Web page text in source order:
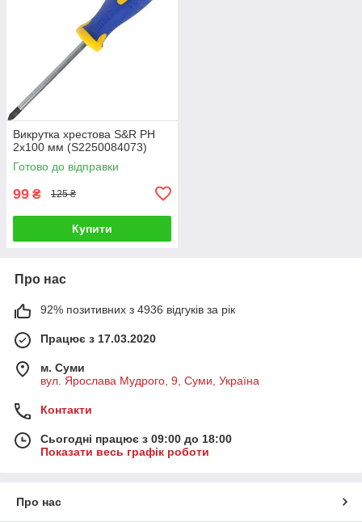
Викрутка хрестова S&R PH
2х100 мм (S2250084073)
Готово до відправки
99 ₴ 125 ₴
Купити
Про нас
92% позитивних з 4936 відгуків за рік
Працює з 17.03.2020
м. Суми
вул. Ярослава Мудрого, 9, Суми, Україна
Контакти
Сьогодні працює з 09:00 до 18:00
Показати весь графік роботи
Про нас